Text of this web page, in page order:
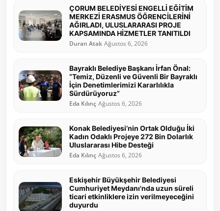
ÇORUM BELEDİYESİ ENGELLİ EĞİTİM
MERKEZİ ERASMUS ÖĞRENCİLERİNİ
AĞIRLADI, ULUSLARARASI PROJE
KAPSAMINDA HİZMETLER TANITILDI
Duran Atak Ağustos 6, 2026
Bayraklı Belediye Başkanı İrfan Önal:
“Temiz, Düzenli ve Güvenli Bir Bayraklı
İçin Denetimlerimizi Kararlılıkla
Sürdürüyoruz”
Eda Kılınç Ağustos 6, 2026
Konak Belediyesi’nin Ortak Olduğu İki
Kadın Odaklı Projeye 272 Bin Dolarlık
Uluslararası Hibe Desteği
Eda Kılınç Ağustos 6, 2026
Eskişehir Büyükşehir Belediyesi
Cumhuriyet Meydanı'nda uzun süreli
ticari etkinliklere izin verilmeyeceğini
duyurdu